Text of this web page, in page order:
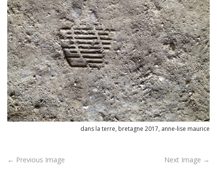
dans la terre, bretagne 2017, anne-lise maurice
P
← Previous Image Next Image →